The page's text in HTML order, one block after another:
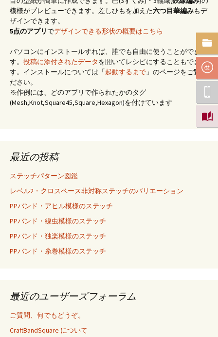
模様がプレビューできます。差しひもを加えた六つ目華編みもデ
ザインできます。
5点のアプリ でデザインできる形状の概要はこちら
パソコンにインストールすれば、誰でも自由に使うことができま
す。 投稿に添付されたデータを開いてレシピにすることもできま
す。インストールについては「起動するまで 」のページをご覧く
ださい。
※作例には、どのアプリで作られたかのタグ
(Mesh,Knot,Square45,Square,Hexagon)を付けています
最近の投稿
ステッチパターン図鑑
レベル2・クロスベース非対称ステッチのバリエーション
PPバンド・アヒル模様のステッチ
PPバンド・線虫模様のステッチ
PPバンド・独楽模様のステッチ
PPバンド・糸巻模様のステッチ
最近のユーザーズフォーラム
ご質問、何でもどうぞ。
CraftBandSquare について